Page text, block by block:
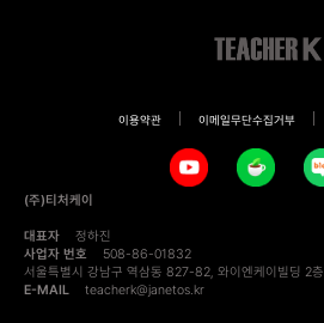
이용약관 이메일무단수집거부
(주)티처케이
대표자
정하진
사업자 번호
508-86-01832
서울특별시 강남구 역삼동 827-82, 와이엔케이빌딩 2층
E-MAIL
teacherk@janetos.kr